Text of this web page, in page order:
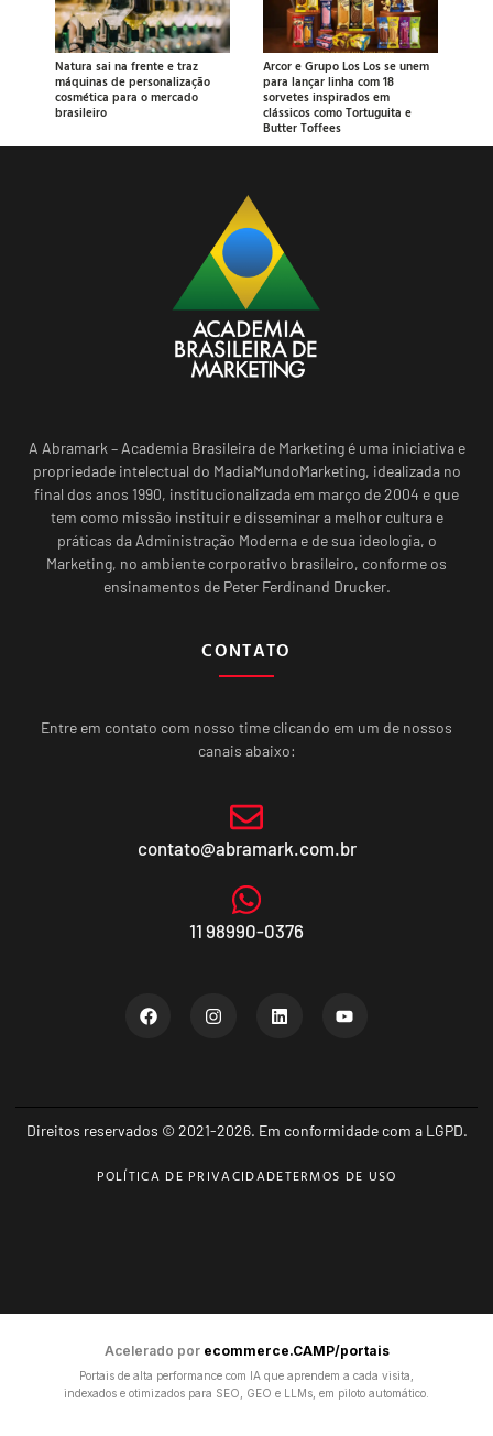
Natura sai na frente e traz
máquinas de personalização
cosmética para o mercado
brasileiro
Arcor e Grupo Los Los se unem
para lançar linha com 18
sorvetes inspirados em
clássicos como Tortuguita e
Butter Toffees
A Abramark – Academia Brasileira de Marketing é uma iniciativa e
propriedade intelectual do MadiaMundoMarketing, idealizada no
final dos anos 1990, institucionalizada em março de 2004 e que
tem como missão instituir e disseminar a melhor cultura e
práticas da Administração Moderna e de sua ideologia, o
Marketing, no ambiente corporativo brasileiro, conforme os
ensinamentos de Peter Ferdinand Drucker.
CONTATO
Entre em contato com nosso time clicando em um de nossos
canais abaixo:
contato@abramark.com.br
11 98990-0376
Direitos reservados © 2021-2026. Em conformidade com a LGPD.
POLÍTICA DE PRIVACIDADETERMOS DE USO
Acelerado por ecommerce.CAMP/portais
Portais de alta performance com IA que aprendem a cada visita,
indexados e otimizados para SEO, GEO e LLMs, em piloto automático.